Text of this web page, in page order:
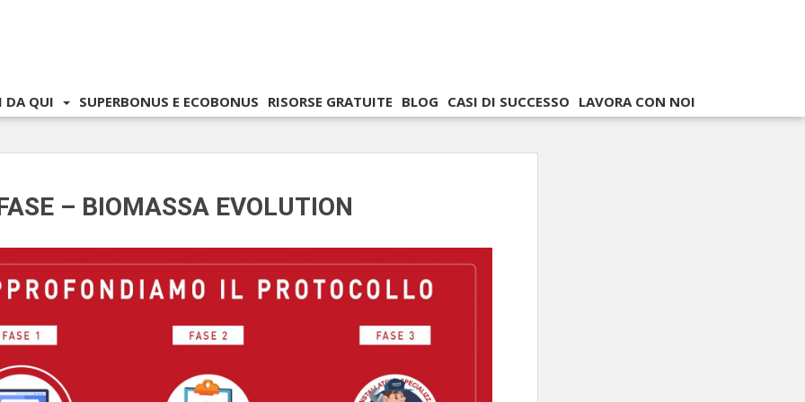
DA QUI SUPERBONUS E ECOBONUS RISORSE GRATUITE BLOG CASI DI SUCCESSO LAVORA CON NOI
– BIOMASSA EVOLUTION